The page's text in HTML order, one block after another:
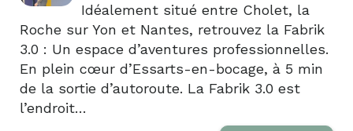
Idéalement situé entre Cholet, la
Roche sur Yon et Nantes, retrouvez la Fabrik
3.0 : Un espace d’aventures professionnelles.
En plein cœur d’Essarts-en-bocage, à 5 min
de la sortie d’autoroute. La Fabrik 3.0 est
l’endroit…